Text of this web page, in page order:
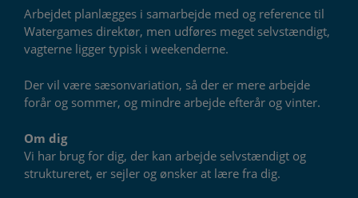
Arbejdet planlægges i samarbejde med og reference til
Watergames direktør, men udføres meget selvstændigt,
vagterne ligger typisk i weekenderne.
Der vil være sæsonvariation, så der er mere arbejde
forår og sommer, og mindre arbejde efterår og vinter.
Om dig
Vi har brug for dig, der kan arbejde selvstændigt og
struktureret, er sejler og ønsker at lære fra dig.